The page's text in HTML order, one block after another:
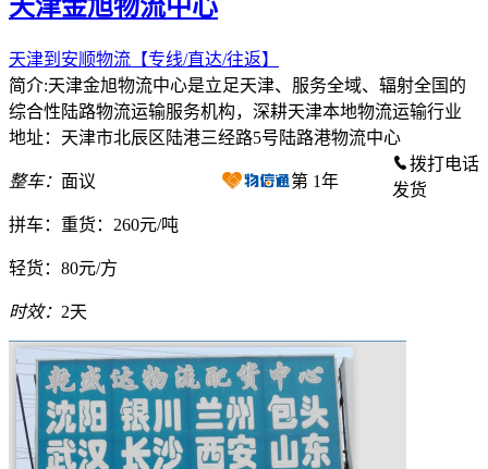
天津金旭物流中心
天津到安顺物流【专线/直达/往返】
简介:天津金旭物流中心是立足天津、服务全域、辐射全国的
综合性陆路物流运输服务机构，深耕天津本地物流运输行业
地址：天津市北辰区陆港三经路5号陆路港物流中心
整车： 面议
拼车： 重货：260元/吨
轻货： 80元/方
时效： 2天
第 1年
拨打电话
发货